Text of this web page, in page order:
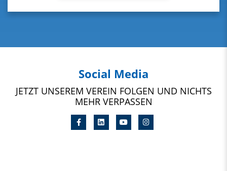
Social Media
JETZT UNSEREM VEREIN FOLGEN UND NICHTS
MEHR VERPASSEN